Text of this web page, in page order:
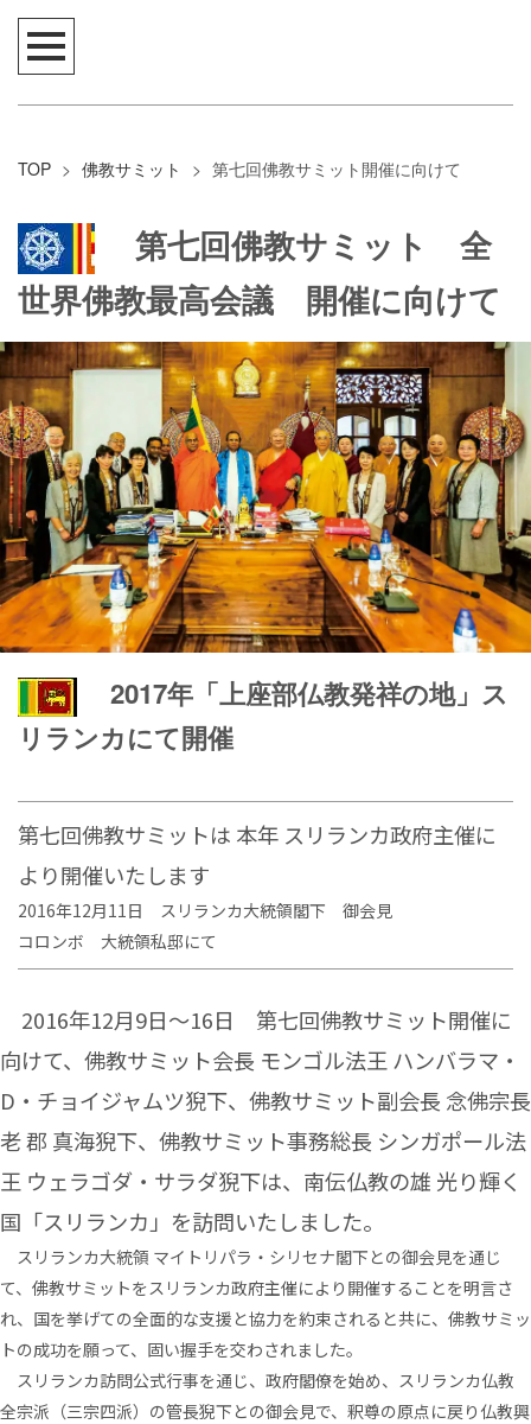
TOP > 佛教サミット > 第七回佛教サミット開催に向けて
第七回佛教サミット 全
世界佛教最高会議 開催に向けて
2017年「上座部仏教発祥の地」ス
リランカにて開催
第七回佛教サミットは 本年 スリランカ政府主催に
より開催いたします
2016年12月11日 スリランカ大統領閣下 御会見
コロンボ 大統領私邸にて
2016年12月9日〜16日 第七回佛教サミット開催に
向けて、佛教サミット会長 モンゴル法王 ハンバラマ・
D・チョイジャムツ猊下、佛教サミット副会長 念佛宗長
老 郡 真海猊下、佛教サミット事務総長 シンガポール法
王 ウェラゴダ・サラダ猊下は、南伝仏教の雄 光り輝く
国「スリランカ」を訪問いたしました。
スリランカ大統領 マイトリパラ・シリセナ閣下との御会見を通じ
て、佛教サミットをスリランカ政府主催により開催することを明言さ
れ、国を挙げての全面的な支援と協力を約束されると共に、佛教サミッ
トの成功を願って、固い握手を交わされました。
スリランカ訪問公式行事を通じ、政府閣僚を始め、スリランカ仏教
全宗派（三宗四派）の管長猊下との御会見で、釈尊の原点に戻り仏教興